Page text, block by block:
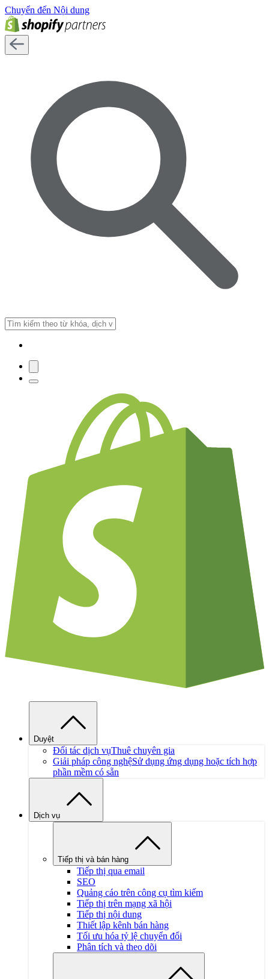
Chuyển đến Nội dung
Duyệt
Đối tác dịch vụThuê chuyên gia
Giải pháp công nghệSử dụng ứng dụng hoặc tích hợp
phần mềm có sẵn
Dịch vụ
Tiếp thị và bán hàng
Tiếp thị qua email
SEO
Quảng cáo trên công cụ tìm kiếm
Tiếp thị trên mạng xã hội
Tiếp thị nội dung
Thiết lập kênh bán hàng
Tối ưu hóa tỷ lệ chuyển đổi
Phân tích và theo dõi